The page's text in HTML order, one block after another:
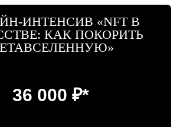
ИНТЕНСИВ «NFT В
КАК ПОКОРИТЬ
36 000 ₽*